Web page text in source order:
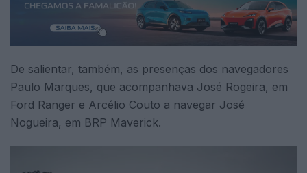
De salientar, também, as presenças dos navegadores
Paulo Marques, que acompanhava José Rogeira, em
Ford Ranger e Arcélio Couto a navegar José
Nogueira, em BRP Maverick.